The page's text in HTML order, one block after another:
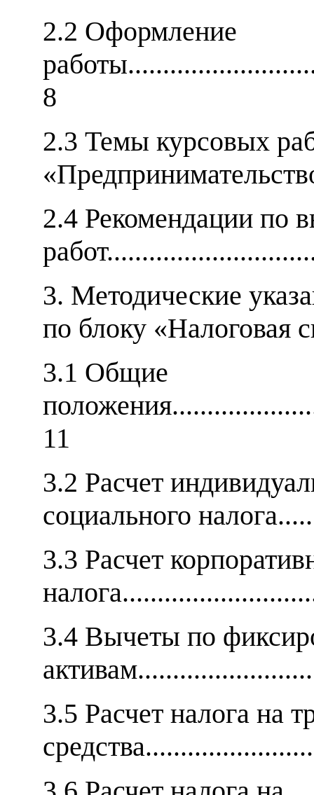
2.2 Оформление
8
2.3 Темы курсовых
2.4 Рекомендации по
3. Методические
по блоку «Налоговая
3.1 Общие
11
3.2 Расчет
социального
3.3 Расчет
3.4 Вычеты по
3.5 Расчет налога на